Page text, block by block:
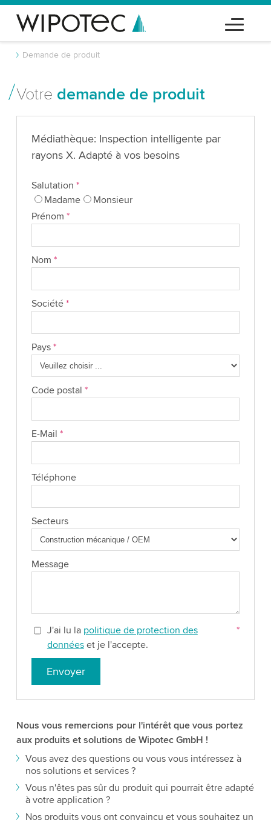
Demande de produit
Votre demande de produit
Médiathèque: Inspection intelligente par
rayons X. Adapté à vos besoins
Salutation *
Madame
Monsieur
Prénom *
Nom *
Société *
Pays *
Code postal *
E-Mail *
Téléphone
Secteurs
Message
J'ai lu la politique de protection des
donnéeset je l'accepte.
*
Envoyer
Nous vous remercions pour l'intérêt que vous portez
aux produits et solutions de Wipotec GmbH !
Vous avez des questions ou vous vous intéressez à
nos solutions et services ?
Vous n'êtes pas sûr du produit qui pourrait être adapté
à votre application ?
Nos produits vous ont convaincu et vous souhaitez un